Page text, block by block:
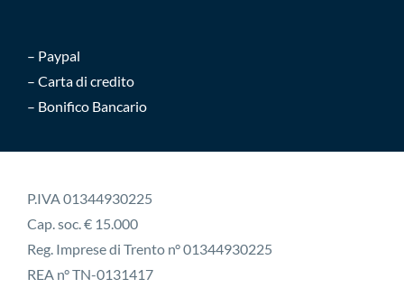
– Paypal
– Carta di credito
– Bonifico Bancario
P.IVA 01344930225
Cap. soc. € 15.000
Reg. Imprese di Trento n° 01344930225
REA n° TN-0131417